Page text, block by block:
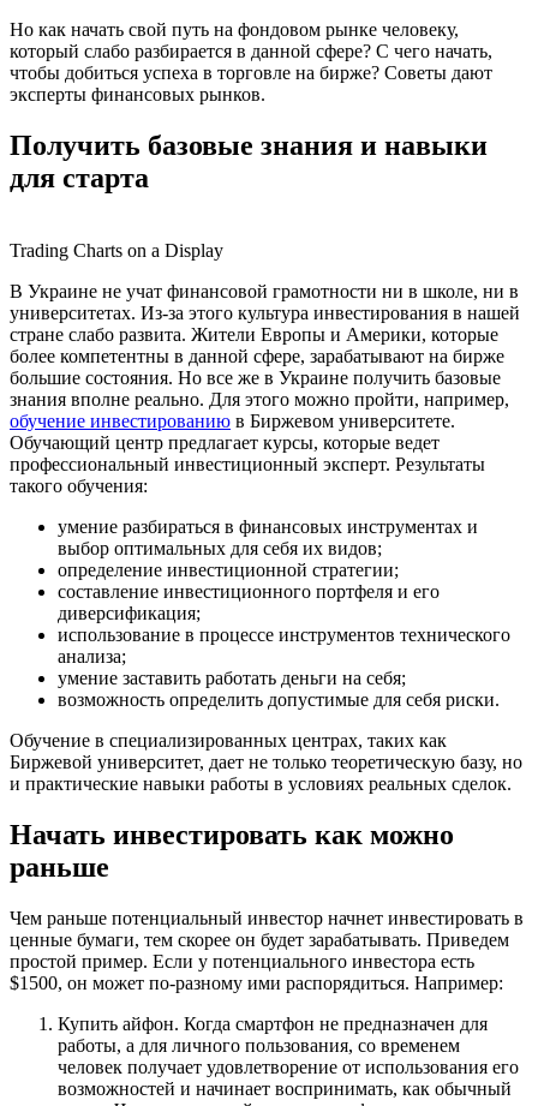
Но как начать свой путь на фондовом рынке человеку,
который слабо разбирается в данной сфере? С чего начать,
чтобы добиться успеха в торговле на бирже? Советы дают
эксперты финансовых рынков.
Получить базовые знания и навыки
для старта
Trading Charts on a Display
В Украине не учат финансовой грамотности ни в школе, ни в
университетах. Из-за этого культура инвестирования в нашей
стране слабо развита. Жители Европы и Америки, которые
более компетентны в данной сфере, зарабатывают на бирже
большие состояния. Но все же в Украине получить базовые
знания вполне реально. Для этого можно пройти, например,
обучение инвестированию в Биржевом университете.
Обучающий центр предлагает курсы, которые ведет
профессиональный инвестиционный эксперт. Результаты
такого обучения:
умение разбираться в финансовых инструментах и
выбор оптимальных для себя их видов;
определение инвестиционной стратегии;
составление инвестиционного портфеля и его
диверсификация;
использование в процессе инструментов технического
анализа;
умение заставить работать деньги на себя;
возможность определить допустимые для себя риски.
Обучение в специализированных центрах, таких как
Биржевой университет, дает не только теоретическую базу, но
и практические навыки работы в условиях реальных сделок.
Начать инвестировать как можно
раньше
Чем раньше потенциальный инвестор начнет инвестировать в
ценные бумаги, тем скорее он будет зарабатывать. Приведем
простой пример. Если у потенциального инвестора есть
$1500, он может по-разному ими распорядиться. Например:
Купить айфон. Когда смартфон не предназначен для
работы, а для личного пользования, со временем
человек получает удовлетворение от использования его
возможностей и начинает воспринимать, как обычный